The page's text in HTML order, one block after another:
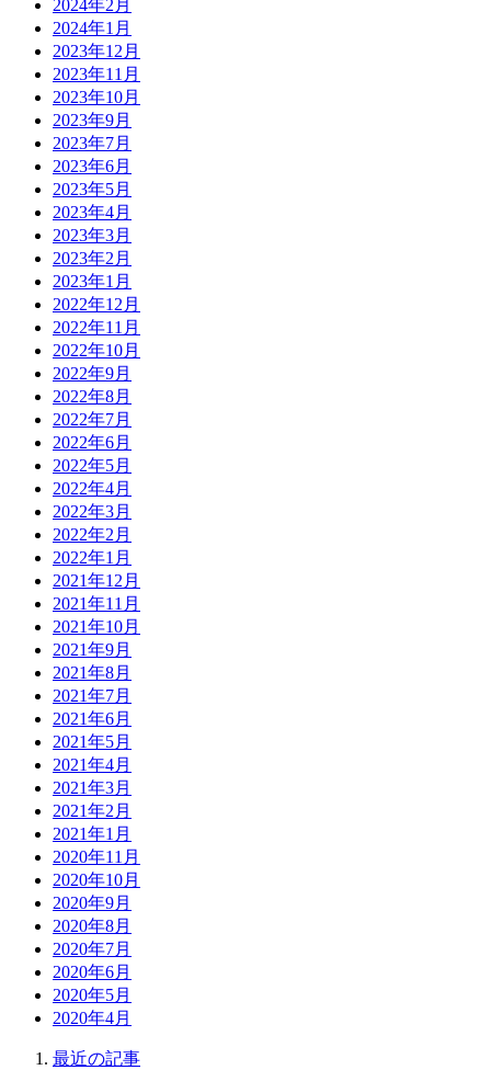
2024年2月
2024年1月
2023年12月
2023年11月
2023年10月
2023年9月
2023年7月
2023年6月
2023年5月
2023年4月
2023年3月
2023年2月
2023年1月
2022年12月
2022年11月
2022年10月
2022年9月
2022年8月
2022年7月
2022年6月
2022年5月
2022年4月
2022年3月
2022年2月
2022年1月
2021年12月
2021年11月
2021年10月
2021年9月
2021年8月
2021年7月
2021年6月
2021年5月
2021年4月
2021年3月
2021年2月
2021年1月
2020年11月
2020年10月
2020年9月
2020年8月
2020年7月
2020年6月
2020年5月
2020年4月
最近の記事